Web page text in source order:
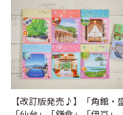
【改訂版発売♪】「角館・